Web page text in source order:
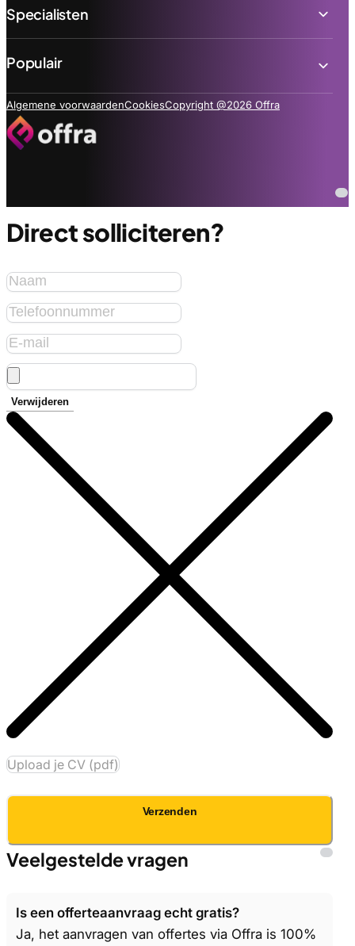
Specialisten
Populair
Algemene voorwaardenCookiesCopyright @2026 Offra
Direct solliciteren?
Verwijderen
Upload je CV (pdf)
Verzenden
Veelgestelde vragen
Is een offerteaanvraag echt gratis?
Ja, het aanvragen van offertes via Offra is 100%